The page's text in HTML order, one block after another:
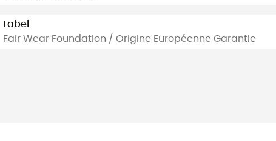
Label
Fair Wear Foundation / Origine Européenne Garantie